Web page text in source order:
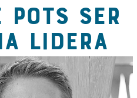
POTS SER
LIDERA